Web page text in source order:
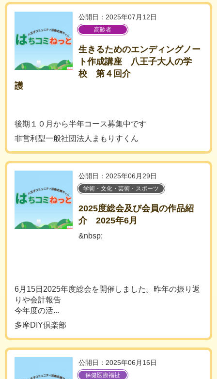
公開日：2025年07月12日
高齢者
生きるためのエンディングノー
ト作成講座 八王子大人の学
校 第４回介
護
後期１０月から半年コース募集中です
非営利型一般社団法人まもりすくん
公開日：2025年06月29日
学術・文化・芸術・スポーツ
2025度総会及び会員の作品紹
介 2025年6月
&nbsp;
6月15日2025年度総会を開催しました。昨年の振り返
りや会計報告
今年度の活...
多摩DIY倶楽部
公開日：2025年06月16日
保健医療福祉